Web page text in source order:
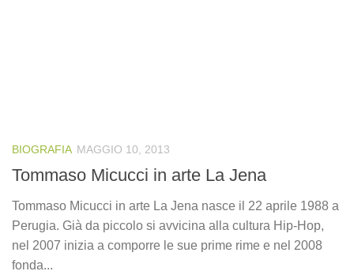
BIOGRAFIA MAGGIO 10, 2013
Tommaso Micucci in arte La Jena
Tommaso Micucci in arte La Jena nasce il 22 aprile 1988 a
Perugia. Già da piccolo si avvicina alla cultura Hip-Hop,
nel 2007 inizia a comporre le sue prime rime e nel 2008
fonda...